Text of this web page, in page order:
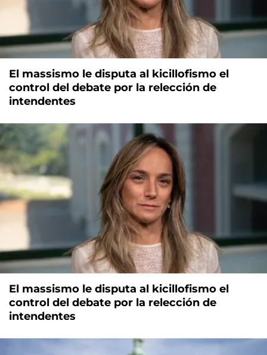
El massismo le disputa al kicillofismo el
control del debate por la relección de
intendentes
El massismo le disputa al kicillofismo el
control del debate por la relección de
intendentes